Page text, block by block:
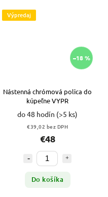
Výpredaj
–18 %
Nástenná chrómová polica do
kúpeľne VYPR
do 48 hodín (>5 ks)
€39,02 bez DPH
€48
Do košíka